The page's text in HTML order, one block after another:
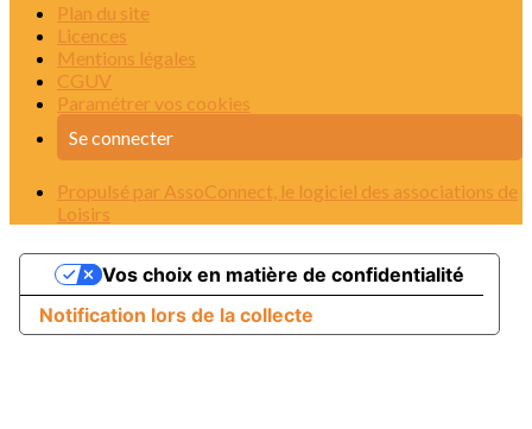
Plan du site
Licences
Mentions légales
CGUV
Paramétrer vos cookies
Se connecter
Propulsé par AssoConnect, le logiciel des associations de
Loisirs
Notification lors de la collecte
Vos choix en matière de confidentialité